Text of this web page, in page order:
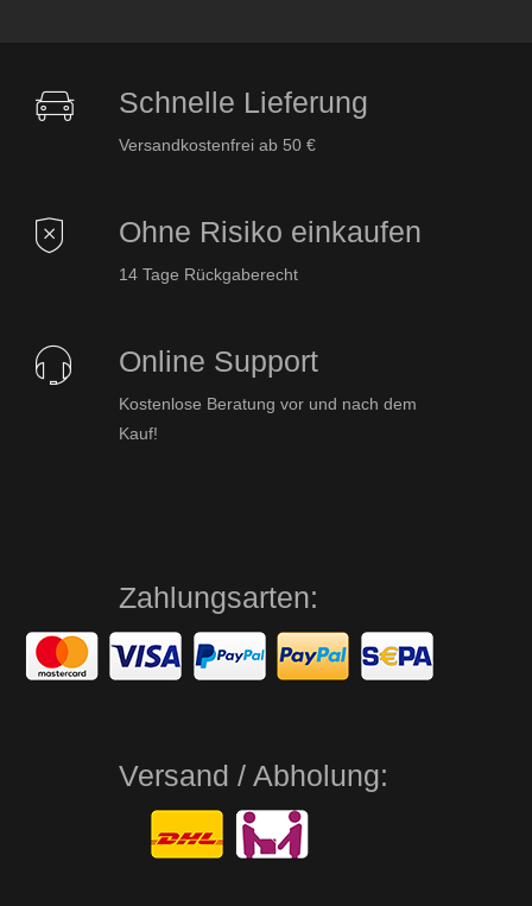
Schnelle Lieferung
Versandkostenfrei ab 50 €
Ohne Risiko einkaufen
14 Tage Rückgaberecht
Online Support
Kostenlose Beratung vor und nach dem
Kauf!
Zahlungsarten:
Versand / Abholung: